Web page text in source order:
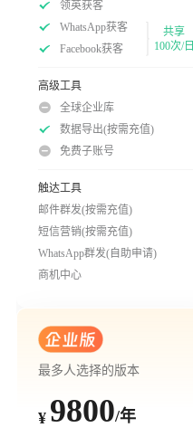
领英获客
WhatsApp获客
Facebook获客
共享
100次/日
高级工具
全球企业库
数据导出(按需充值)
免费子账号
触达工具
邮件群发(按需充值)
短信营销(按需充值)
WhatsApp群发(自助申请)
商机中心
最多人选择的版本
¥ 9800/年